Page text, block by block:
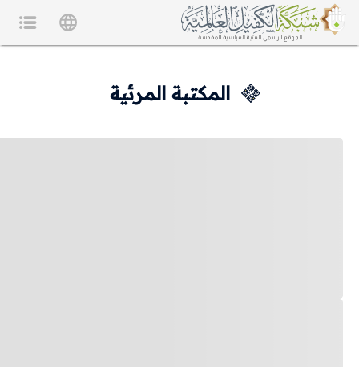
المكتبة المرئية